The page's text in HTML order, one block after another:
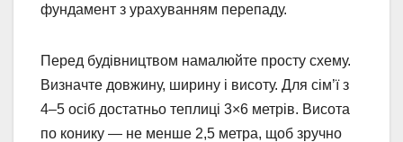
фундамент з урахуванням перепаду.
Перед будівництвом намалюйте просту схему.
Визначте довжину, ширину і висоту. Для сім’ї з
4–5 осіб достатньо теплиці 3×6 метрів. Висота
по конику — не менше 2,5 метра, щоб зручно